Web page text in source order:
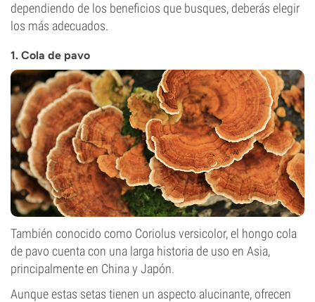
dependiendo de los beneficios que busques, deberás elegir
los más adecuados.
1. Cola de pavo
También conocido como Coriolus versicolor, el hongo cola
de pavo cuenta con una larga historia de uso en Asia,
principalmente en China y Japón.
Aunque estas setas tienen un aspecto alucinante, ofrecen